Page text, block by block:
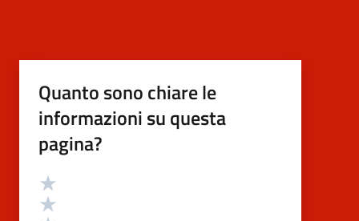
Quanto sono chiare le
informazioni su questa
pagina?
Valutazione